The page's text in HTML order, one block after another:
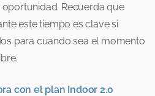
Recuerda que
este tiempo es clave si
para cuando sea el momento
con el plan Indoor 2.0